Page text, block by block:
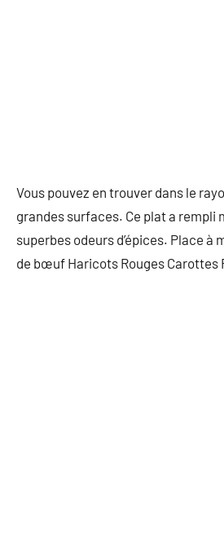
Vous pouvez en trouver dans le
grandes surfaces. Ce plat a rempli
superbes odeurs d’épices. Place à
de bœuf Haricots Rouges Carottes